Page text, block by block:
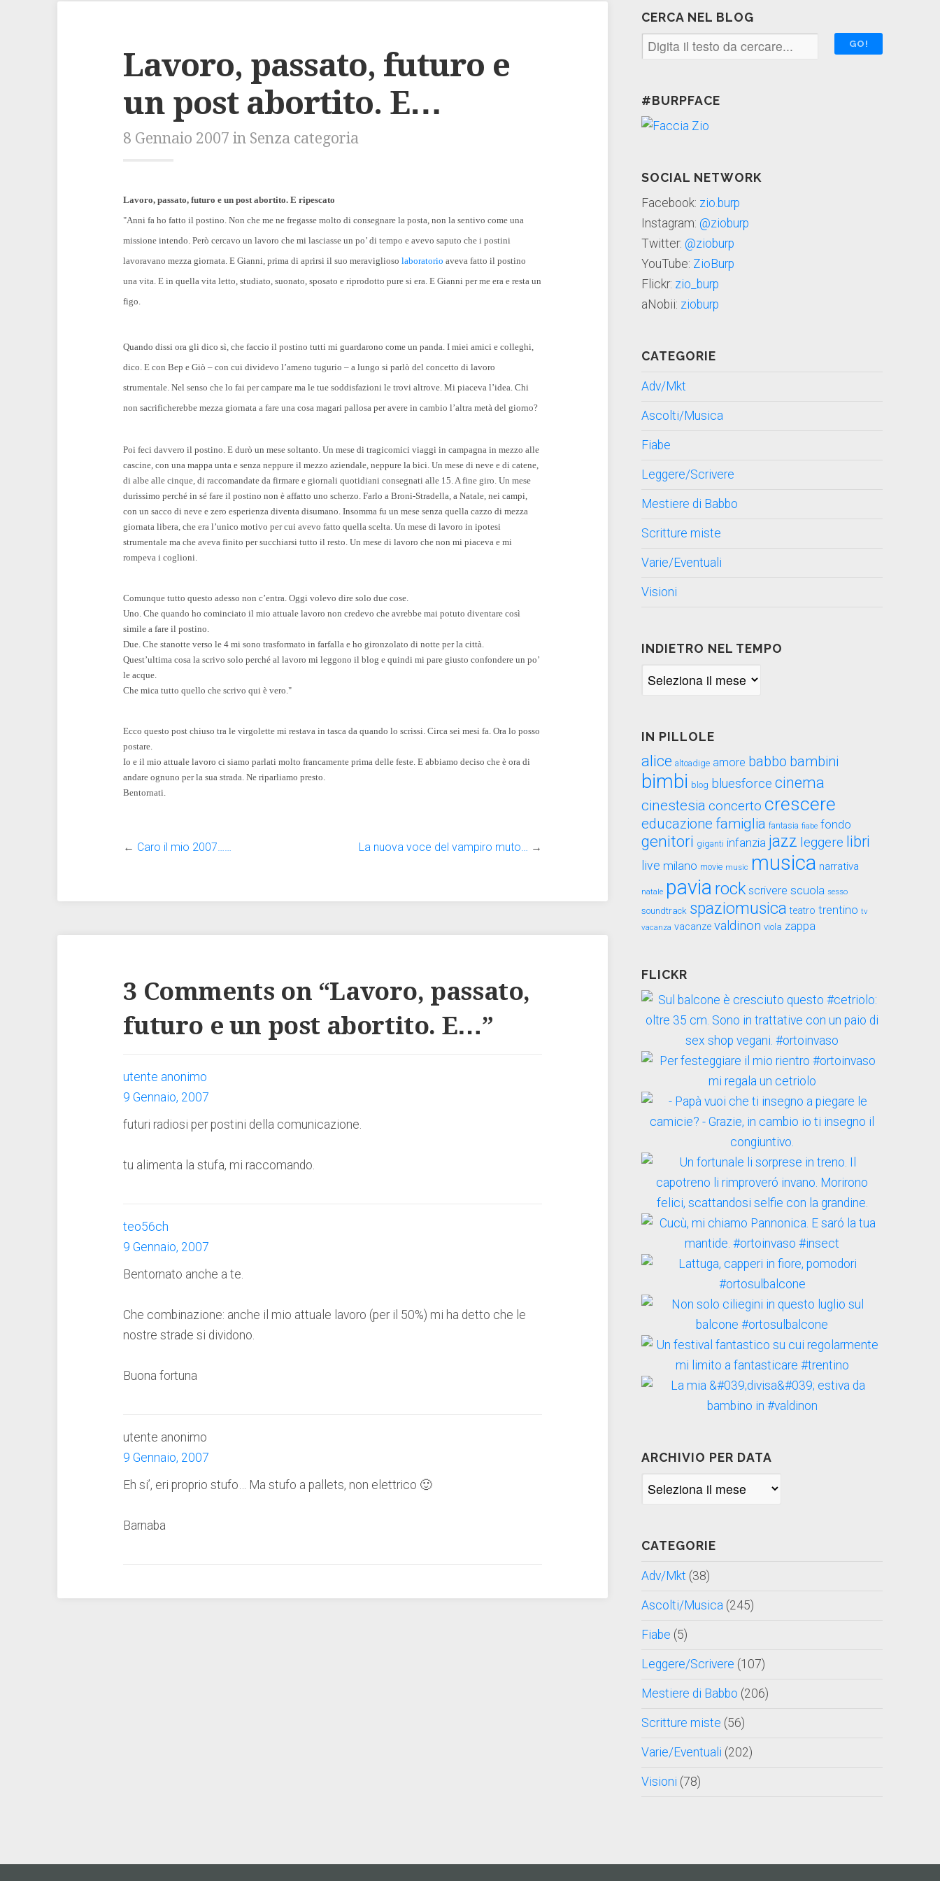
Lavoro, passato, futuro e
un post abortito. E…
8 Gennaio 2007 in Senza categoria
Lavoro, passato, futuro e un post abortito. E ripescato
"Anni fa ho fatto il postino. Non che me ne fregasse molto di consegnare la posta, non la sentivo come una
missione intendo. Però cercavo un lavoro che mi lasciasse un po’ di tempo e avevo saputo che i postini
lavoravano mezza giornata. E Gianni, prima di aprirsi il suo meravigliosolaboratorio aveva fatto il postino
una vita. E in quella vita letto, studiato, suonato, sposato e riprodotto pure si era. E Gianni per me era e resta un
figo.
Quando dissi ora gli dico sì, che faccio il postino tutti mi guardarono come un panda. I miei amici e colleghi,
dico. E con Bep e Giò – con cui dividevo l’ameno tugurio – a lungo si parlò del concetto di lavoro
strumentale. Nel senso che lo fai per campare ma le tue soddisfazioni le trovi altrove. Mi piaceva l’idea. Chi
non sacrificherebbe mezza giornata a fare una cosa magari pallosa per avere in cambio l’altra metà del giorno?
Poi feci davvero il postino. E durò un mese soltanto. Un mese di tragicomici viaggi in campagna in mezzo alle
cascine, con una mappa unta e senza neppure il mezzo aziendale, neppure la bici. Un mese di neve e di catene,
di albe alle cinque, di raccomandate da firmare e giornali quotidiani consegnati alle 15. Afine giro. Un mese
durissimo perché in sé fare il postino non è affatto uno scherzo. Farlo a Broni-Stradella, a Natale, nei campi,
con un sacco di neve e zero esperienza diventa disumano. Insomma fu un mese senza quella cazzo di mezza
giornata libera, che era l’unico motivo per cui avevo fatto quella scelta. Un mese di lavoro in ipotesi
strumentale ma che aveva finito per succhiarsi tutto il resto. Un mese di lavoro che non mi piaceva e mi
rompeva i coglioni.
Comunque tutto questo adesso non c’entra. Oggi volevo dire solo due cose.
Uno. Che quando ho cominciato il mio attuale lavoro non credevo che avrebbe mai potuto diventare così
simile a fare il postino.
Due. Che stanotte verso le4 mi sono trasformato in farfalla e ho gironzolato di notte per la città.
Quest’ultima cosa la scrivo solo perché al lavoro mi leggono il blog e quindi mi pare giusto confondere un po’
le acque.
Che mica tutto quello che scrivo qui è vero."
Ecco questo post chiuso tra le virgolette mi restava in tasca da quando lo scrissi. Circa sei mesi fa. Ora lo posso
postare.
Io e il mio attuale lavoro ci siamo parlati molto francamente prima delle feste. E abbiamo deciso che è ora di
andare ognuno per la sua strada. Ne riparliamo presto.
Bentornati.
← Caro il mio 2007…… La nuova voce del vampiro muto… →
3 Comments on “Lavoro, passato,
futuro e un post abortito. E…”
utente anonimo
9 Gennaio, 2007
futuri radiosi per postini della comunicazione.
tu alimenta la stufa, mi raccomando.
teo56ch
9 Gennaio, 2007
Bentornato anche a te.
Che combinazione: anche il mio attuale lavoro (per il 50%) mi ha detto che le
nostre strade si dividono.
Buona fortuna
utente anonimo
9 Gennaio, 2007
Eh si’, eri proprio stufo… Ma stufo a pallets, non elettrico 🙂
Barnaba
CERCA NEL BLOG
#BURPFACE
SOCIAL NETWORK
Facebook: zio.burp
Instagram: @zioburp
Twitter: @zioburp
YouTube: ZioBurp
Flickr: zio_burp
aNobii: zioburp
CATEGORIE
Adv/Mkt
Ascolti/Musica
Fiabe
Leggere/Scrivere
Mestiere di Babbo
Scritture miste
Varie/Eventuali
Visioni
INDIETRO NEL TEMPO
Indietro
IN PILLOLE
alice altoadige amore babbo bambini
bimbi blog bluesforce cinema
cinestesia concerto crescere
educazione famiglia fantasia fiabe fondo
genitori giganti infanzia jazz leggere libri
live milano movie music musica narrativa
natale pavia rock scrivere scuola sesso
soundtrack spaziomusica teatro trentino tv
vacanza vacanze valdinon viola zappa
FLICKR
ARCHIVIO PER DATA
Archivio
CATEGORIE
Adv/Mkt (38)
Ascolti/Musica (245)
Fiabe (5)
Leggere/Scrivere (107)
Mestiere di Babbo (206)
Scritture miste (56)
Varie/Eventuali (202)
Visioni (78)